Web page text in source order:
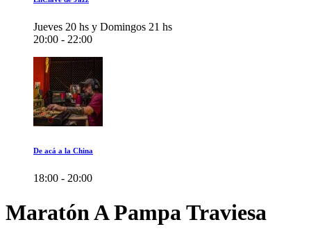
Jueves 20 hs y Domingos 21 hs
20:00 - 22:00
De acá a la China
18:00 - 20:00
Maratón A Pampa Traviesa